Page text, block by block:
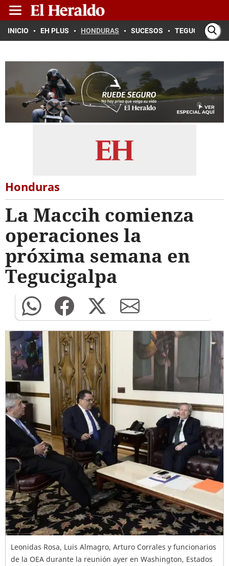
INICIO EH PLUS HONDURAS SUCESOS TEGUCIGALPA
Honduras
La Maccih comienza
operaciones la
próxima semana en
Tegucigalpa
Leonidas Rosa, Luis Almagro, Arturo Corrales y funcionarios
de la OEA durante la reunión ayer en Washington, Estados